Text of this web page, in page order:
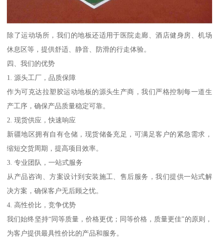
除了运动场所，我们的地板还适用于医院走廊、酒店健身房、机场
休息区等，提供舒适、静音、防滑的行走体验。
四、我们的优势
1. 源头工厂，品质保障
作为可克达拉塑胶运动地板的源头生产商，我们严格控制每一道生
产工序，确保产品质量稳定可靠。
2. 现货供应，快速响应
新疆地区拥有自有仓储，现货储备充足，可满足客户的紧急需求，
缩短交货周期，提高项目效率。
3. 专业团队，一站式服务
从产品咨询、方案设计到安装施工、售后服务，我们提供一站式解
决方案，确保客户无后顾之忧。
4. 高性价比，竞争优势
我们始终坚持“同等质量，价格更优；同等价格，质量更佳”的原则，
为客户提供最具性价比的产品和服务。